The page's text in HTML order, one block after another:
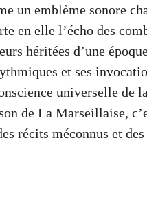
un emblème sonore
en elle l’écho des
héritées d’une
et ses
universelle de
de La Marseillaise,
récits méconnus et